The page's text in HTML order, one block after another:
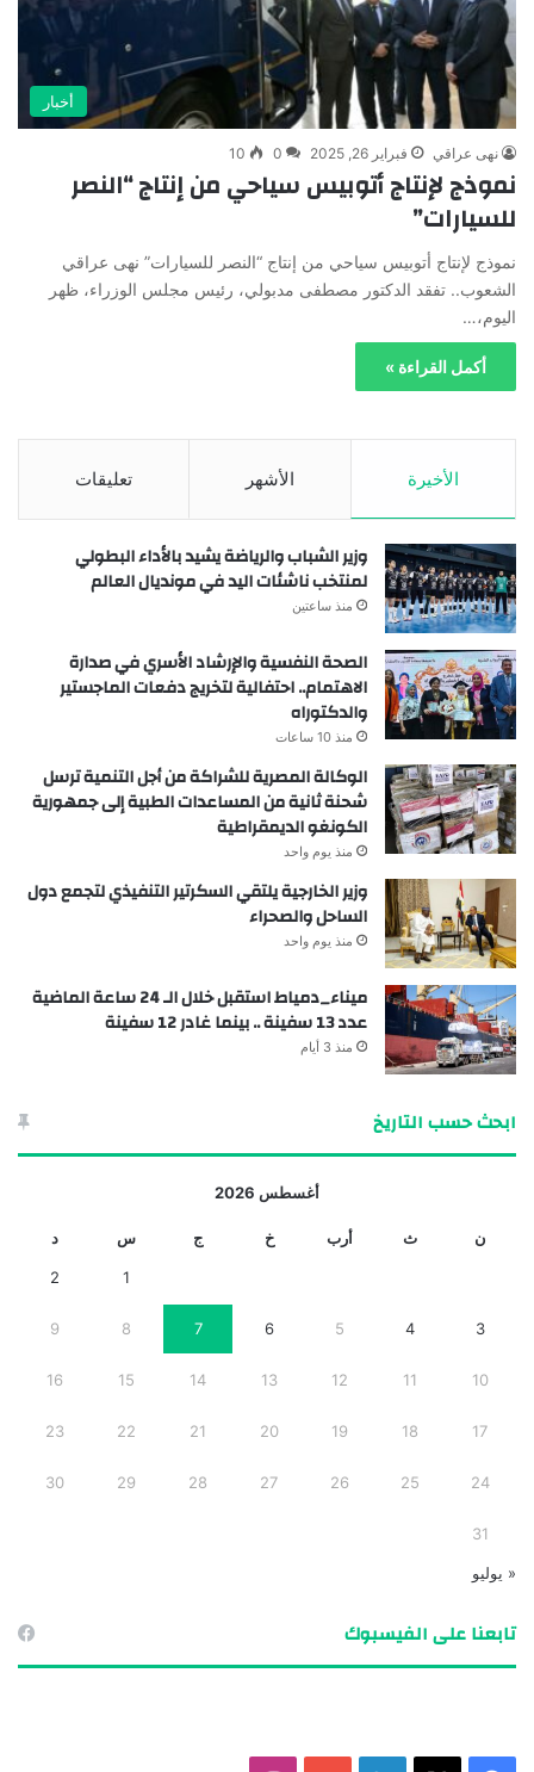
أخبار
نهى عراقي فبراير 26, 2025 0
10
نموذج لإنتاج أتوبيس سياحي من إنتاج “النصر
للسيارات”
نموذج لإنتاج أتوبيس سياحي من إنتاج “النصر للسيارات” نهى عراقي
الشعوب.. تفقد الدكتور مصطفى مدبولي، رئيس مجلس الوزراء، ظهر
اليوم،…
أكمل القراءة »
الأخيرة الأشهر تعليقات
وزير الشباب والرياضة يشيد بالأداء البطولي
لمنتخب ناشئات اليد في مونديال العالم
منذ ساعتين
الصحة النفسية والإرشاد الأسري في صدارة
الاهتمام.. احتفالية لتخريج دفعات الماجستير
والدكتوراه
منذ 10 ساعات
الوكالة المصرية للشراكة من أجل التنمية ترسل
شحنة ثانية من المساعدات الطبية إلى جمهورية
الكونغو الديمقراطية
منذ يوم واحد
وزير الخارجية يلتقي السكرتير التنفيذي لتجمع دول
الساحل والصحراء
منذ يوم واحد
ميناء_دمياط استقبل خلال الـ 24 ساعة الماضية
عدد 13 سفينة .. بينما غادر 12 سفينة
منذ 3 أيام
ابحث حسب التاريخ
أغسطس 2026
ن ث أرب خ ج س د
1
2
3
4
5
6
7
8
9
10
11
12
13
14
15
16
17
18
19
20
21
22
23
24
25
26
27
28
29
30
31
« يوليو
تابعنا على الفيسبوك